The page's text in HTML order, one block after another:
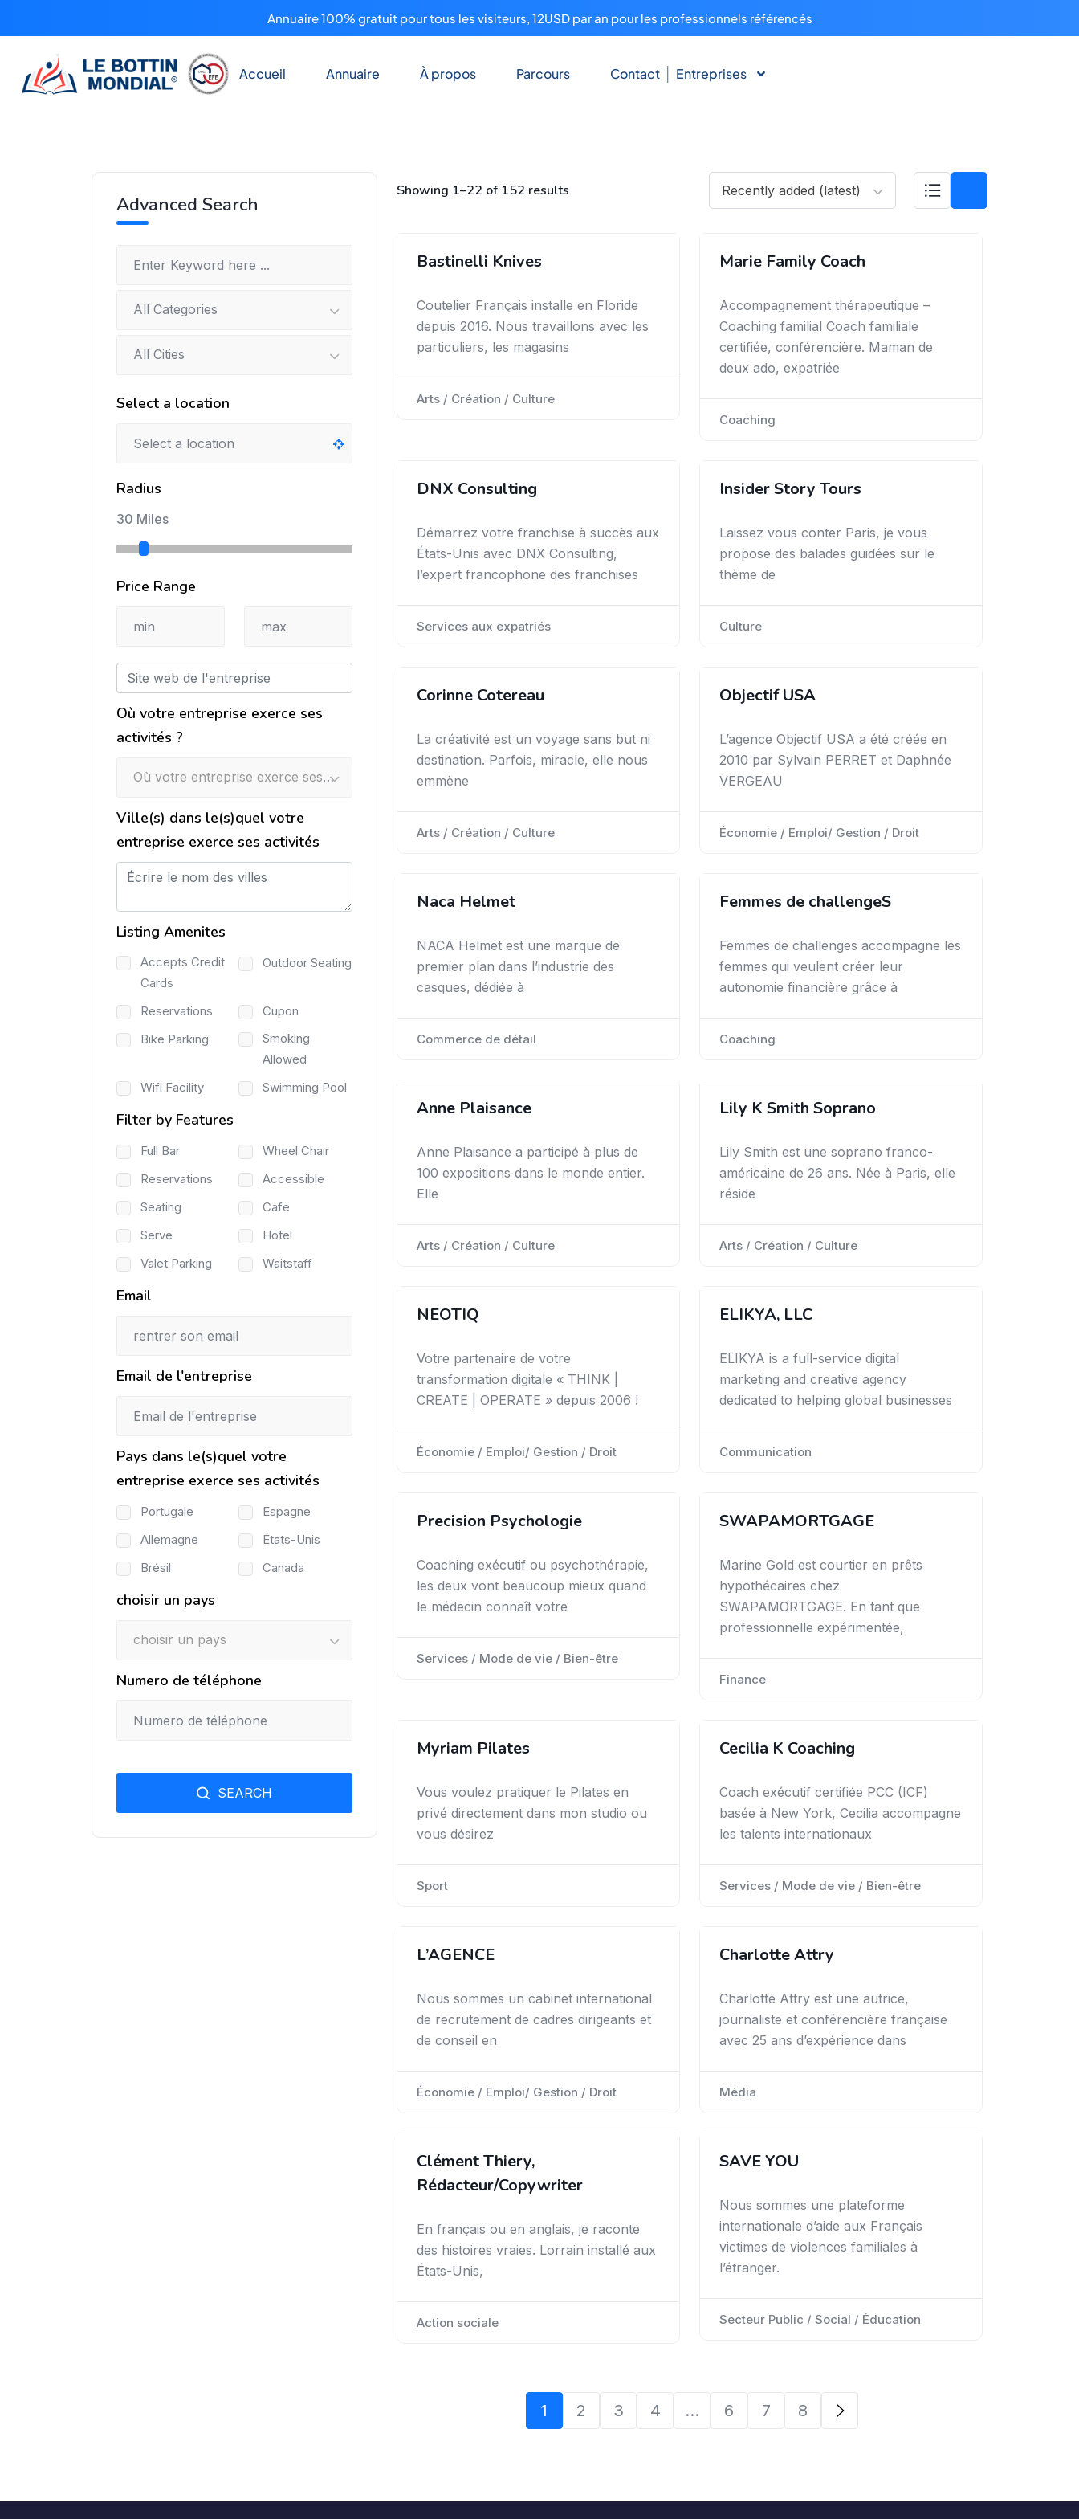
Annuaire 100% gratuit pour tous les visiteurs, 12USD par an pour les professionnels référencés
Accueil Annuaire À propos Parcours Contact Entreprises
Showing 1–22 of 152 results Recently added (latest)
Bastinelli Knives
Coutelier Français installe en Floride
depuis 2016. Nous travaillons avec les
particuliers, les magasins
Arts / Création / Culture
Marie Family Coach
Accompagnement thérapeutique –
Coaching familial Coach familiale
certifiée, conférencière. Maman de
deux ado, expatriée
Coaching
DNX Consulting
Démarrez votre franchise à succès aux
États-Unis avec DNX Consulting,
l’expert francophone des franchises
Services aux expatriés
Insider Story Tours
Laissez vous conter Paris, je vous
propose des balades guidées sur le
thème de
Culture
Corinne Cotereau
La créativité est un voyage sans but ni
destination. Parfois, miracle, elle nous
emmène
Arts / Création / Culture
Objectif USA
L’agence Objectif USA a été créée en
2010 par Sylvain PERRET et Daphnée
VERGEAU
Économie / Emploi/ Gestion / Droit
Naca Helmet
NACA Helmet est une marque de
premier plan dans l’industrie des
casques, dédiée à
Commerce de détail
Femmes de challengeS
Femmes de challenges accompagne les
femmes qui veulent créer leur
autonomie financière grâce à
Coaching
Anne Plaisance
Anne Plaisance a participé à plus de
100 expositions dans le monde entier.
Elle
Arts / Création / Culture
Lily K Smith Soprano
Lily Smith est une soprano franco-
américaine de 26 ans. Née à Paris, elle
réside
Arts / Création / Culture
NEOTIQ
Votre partenaire de votre
transformation digitale « THINK |
CREATE | OPERATE » depuis 2006 !
Économie / Emploi/ Gestion / Droit
ELIKYA, LLC
ELIKYA is a full-service digital
marketing and creative agency
dedicated to helping global businesses
Communication
Precision Psychologie
Coaching exécutif ou psychothérapie,
les deux vont beaucoup mieux quand
le médecin connaît votre
Services / Mode de vie / Bien-être
SWAPAMORTGAGE
Marine Gold est courtier en prêts
hypothécaires chez
SWAPAMORTGAGE. En tant que
professionnelle expérimentée,
Finance
Myriam Pilates
Vous voulez pratiquer le Pilates en
privé directement dans mon studio ou
vous désirez
Sport
Cecilia K Coaching
Coach exécutif certifiée PCC (ICF)
basée à New York, Cecilia accompagne
les talents internationaux
Services / Mode de vie / Bien-être
L’AGENCE
Nous sommes un cabinet international
de recrutement de cadres dirigeants et
de conseil en
Économie / Emploi/ Gestion / Droit
Charlotte Attry
Charlotte Attry est une autrice,
journaliste et conférencière française
avec 25 ans d’expérience dans
Média
Clément Thiery,
Rédacteur/Copywriter
En français ou en anglais, je raconte
des histoires vraies. Lorrain installé aux
États-Unis,
Action sociale
SAVE YOU
Nous sommes une plateforme
internationale d’aide aux Français
victimes de violences familiales à
l’étranger.
Secteur Public / Social / Éducation
1 2 3 4 … 6 7 8
Advanced Search
All Categories
All Cities
Select a location
Radius
30 Miles
Price Range
Où votre entreprise exerce ses
activités ?
Où votre entreprise exerce ses activités ?
Ville(s) dans le(s)quel votre
entreprise exerce ses activités
Listing Amenites
Accepts Credit
Cards
Outdoor Seating
Reservations
Cupon
Bike Parking
Smoking
Allowed
Wifi Facility
Swimming Pool
Filter by Features
Full Bar
Wheel Chair
Reservations
Accessible
Seating
Cafe
Serve
Hotel
Valet Parking
Waitstaff
Email
Email de l'entreprise
Pays dans le(s)quel votre
entreprise exerce ses activités
Portugale
Espagne
Allemagne
États-Unis
Brésil
Canada
choisir un pays
choisir un pays
Numero de téléphone
SEARCH